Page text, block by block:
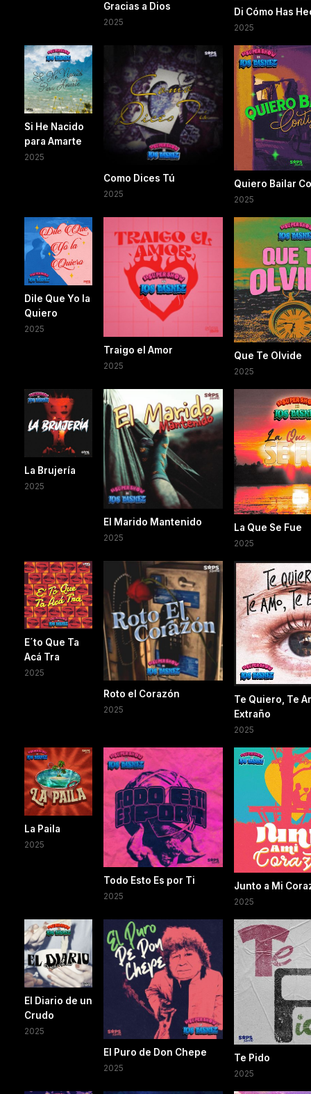
Gracias a Dios
2025
Di Cómo Has
2025
Si He Nacido
para Amarte
2025
Como Dices Tú
2025
Quiero Bailar
2025
Dile Que Yo la
Quiero
2025
Traigo el Amor
2025
Que Te Olvide
2025
La Brujería
2025
El Marido Mantenido
2025
La Que Se Fue
2025
E´to Que Ta
Acá Tra
2025
Roto el Corazón
2025
Te Quiero, Te
Extraño
2025
La Paila
2025
Todo Esto Es por Ti
2025
Junto a Mi
2025
El Diario de un
Crudo
2025
El Puro de Don Chepe
2025
Te Pido
2025